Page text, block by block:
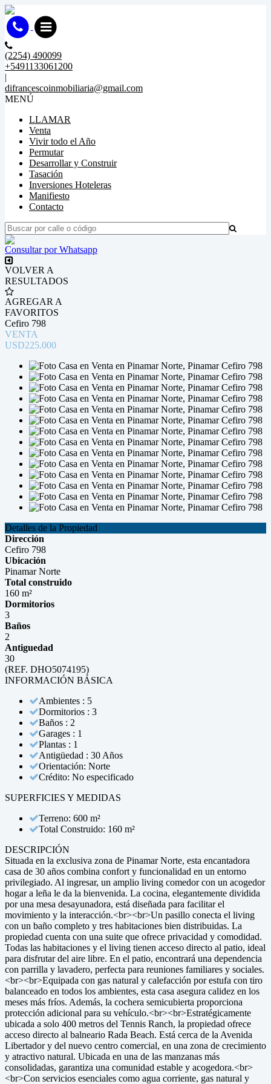
(2254) 490099
+5491133061200
|
difrancescoinmobiliaria@gmail.com
MENÚ
LLAMAR
Venta
Vivir todo el Año
Permutar
Desarrollar y Construir
Tasación
Inversiones Hoteleras
Manifiesto
Contacto
Consultar por Whatsapp
VOLVER A
RESULTADOS
AGREGAR A
FAVORITOS
Cefiro 798
VENTA
USD225.000
Detalles de la Propiedad
Dirección
Cefiro 798
Ubicación
Pinamar Norte
Total construido
160 m²
Dormitorios
3
Baños
2
Antiguedad
30
(REF. DHO5074195)
INFORMACIÓN BÁSICA
Ambientes : 5
Dormitorios : 3
Baños : 2
Garages : 1
Plantas : 1
Antigüedad : 30 Años
Orientación: Norte
Crédito: No especificado
SUPERFICIES Y MEDIDAS
Terreno: 600 m²
Total Construido: 160 m²
DESCRIPCIÓN
Situada en la exclusiva zona de Pinamar Norte, esta encantadora
casa de 30 años combina confort y funcionalidad en un entorno
privilegiado. Al ingresar, un amplio living comedor con un acogedor
hogar a leña le da la bienvenida. La cocina, elegantemente dividida
por una mesa desayunadora, está diseñada para facilitar el
movimiento y la interacción.<br><br>Un pasillo conecta el living
con un baño completo y tres habitaciones bien distribuidas. La
propiedad cuenta con una suite que ofrece privacidad y comodidad.
Todas las habitaciones y el living tienen acceso directo al patio, ideal
para disfrutar del aire libre. En el patio, encontrará una dependencia
con parrilla y lavadero, perfecta para reuniones familiares y sociales.
<br><br>Equipada con gas natural y calefacción por estufa con tiro
balanceado en todos los ambientes, esta casa asegura calidez en los
meses más fríos. Además, la cochera semicubierta proporciona
protección adicional para su vehículo.<br><br>Estratégicamente
ubicada a solo 400 metros del Tennis Ranch, la propiedad ofrece
acceso directo al balneario Rada Beach. Está cerca de la Avenida
Libertador y del nuevo centro comercial, en una zona de crecimiento
y atractivo natural. Ubicada en una de las manzanas más
consolidadas, garantiza una comunidad estable y acogedora.<br>
<br>Con servicios esenciales como agua corriente, gas natural y